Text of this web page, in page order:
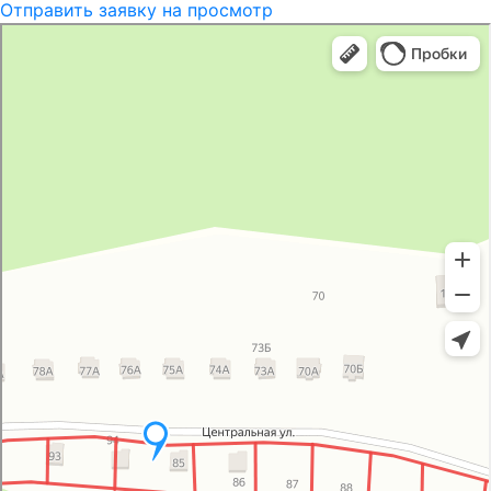
Отправить заявку на просмотр
Группа компаний Технолайн